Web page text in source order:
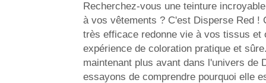
NOUS CONTACTER
Recherchez-vous une teinture
à vos vêtements ? C'est Disperse Red !
très efficace redonne vie à vos tissus et
expérience de coloration pratique et
maintenant plus avant dans l'univers de
essayons de comprendre pourquoi elle